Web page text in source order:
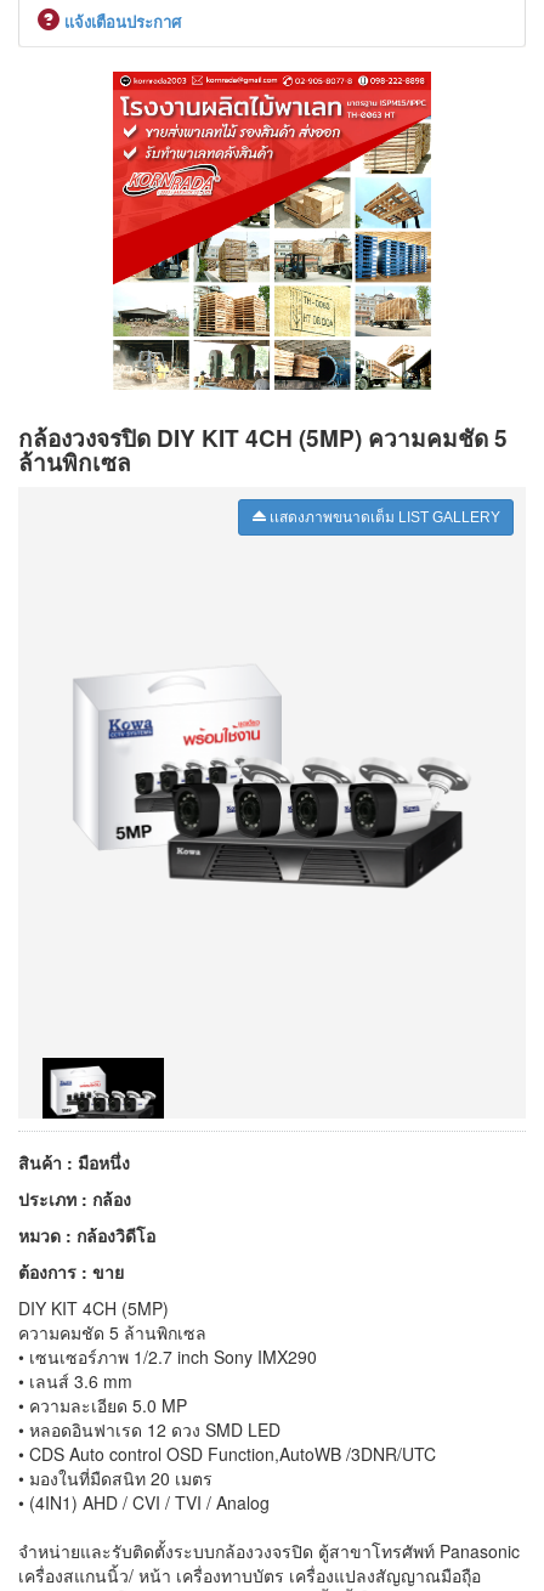
เเจ้งเตือนประกาศ
กล้องวงจรปิด DIY KIT 4CH (5MP) ความคมชัด 5
ล้านพิกเซล
เเสดงภาพขนาดเต็ม LIST GALLERY
สินค้า : มือหนึ่ง
ประเภท : กล้อง
หมวด : กล้องวิดีโอ
ต้องการ : ขาย
DIY KIT 4CH (5MP)
ความคมชัด 5 ล้านพิกเซล
• เซนเซอร์ภาพ 1/2.7 inch Sony IMX290
• เลนส์ 3.6 mm
• ความละเอียด 5.0 MP
• หลอดอินฟาเรด 12 ดวง SMD LED
• CDS Auto control OSD Function,AutoWB /3DNR/UTC
• มองในที่มืดสนิท 20 เมตร
• (4IN1) AHD / CVI / TVI / Analog
จำหน่ายและรับติดตั้งระบบกล้องวงจรปิด ตู้สาขาโทรศัพท์ Panasonic
เครื่องสแกนนิ้ว/ หน้า เครื่องทาบบัตร เครื่องแปลงสัญญาณมือถุือ